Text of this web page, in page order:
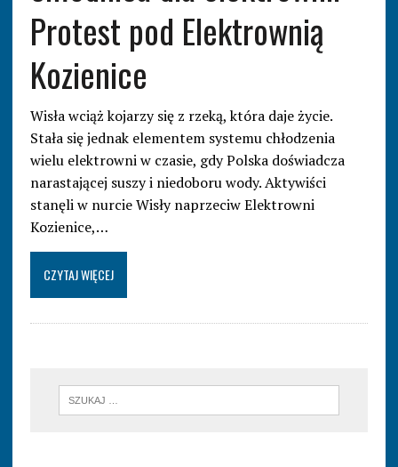
Protest pod Elektrownią
Kozienice
Wisła wciąż kojarzy się z rzeką, która daje życie.
Stała się jednak elementem systemu chłodzenia
wielu elektrowni w czasie, gdy Polska doświadcza
narastającej suszy i niedoboru wody. Aktywiści
stanęli w nurcie Wisły naprzeciw Elektrowni
Kozienice,…
CZYTAJ WIĘCEJ